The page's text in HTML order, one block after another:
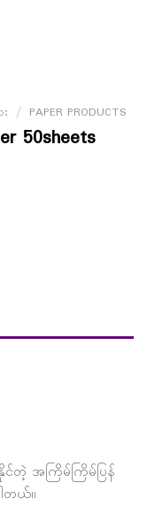
/ PAPER PRODUCTS
50sheets
င်တဲ့ အကြိမ်ကြိမ်ပြန်
တယ်၊၊